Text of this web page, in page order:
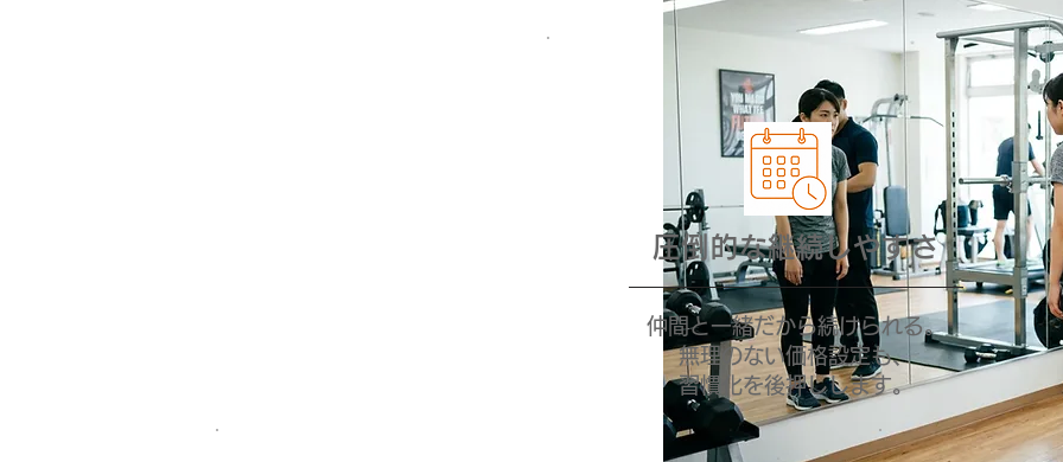
圧倒的な継続しやすさ
仲間と一緒だから続けられる。
無理のない価格設定も、
習慣化を後押しします。